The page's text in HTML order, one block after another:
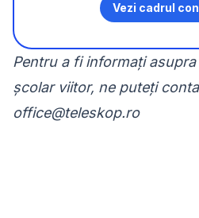
Vezi cadrul
Pentru a fi informați
școlar viitor, ne puteți
office@teleskop.ro